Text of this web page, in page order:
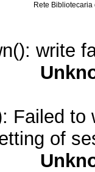
Rete
write
Failed
of